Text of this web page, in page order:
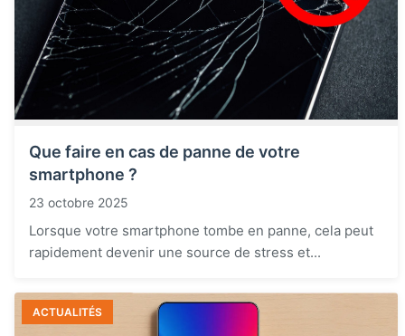
Que faire en cas de panne de votre
smartphone ?
23 octobre 2025
Lorsque votre smartphone tombe en panne, cela peut
rapidement devenir une source de stress et...
ACTUALITÉS